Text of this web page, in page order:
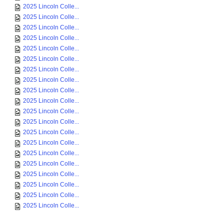
2025 Lincoln Colle...
2025 Lincoln Colle...
2025 Lincoln Colle...
2025 Lincoln Colle...
2025 Lincoln Colle...
2025 Lincoln Colle...
2025 Lincoln Colle...
2025 Lincoln Colle...
2025 Lincoln Colle...
2025 Lincoln Colle...
2025 Lincoln Colle...
2025 Lincoln Colle...
2025 Lincoln Colle...
2025 Lincoln Colle...
2025 Lincoln Colle...
2025 Lincoln Colle...
2025 Lincoln Colle...
2025 Lincoln Colle...
2025 Lincoln Colle...
2025 Lincoln Colle...